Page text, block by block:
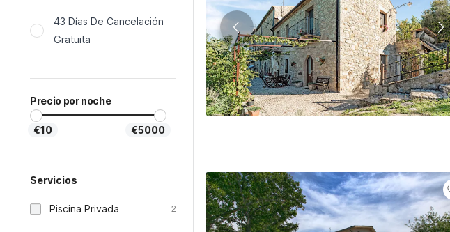
43 Días De Cancelación
Gratuita
Precio por noche
€10 €5000
Servicios
Piscina Privada 2